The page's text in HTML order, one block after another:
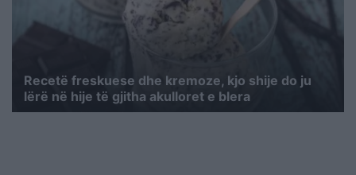
Recetë freskuese dhe kremoze, kjo shije do ju
lërë në hije të gjitha akulloret e blera